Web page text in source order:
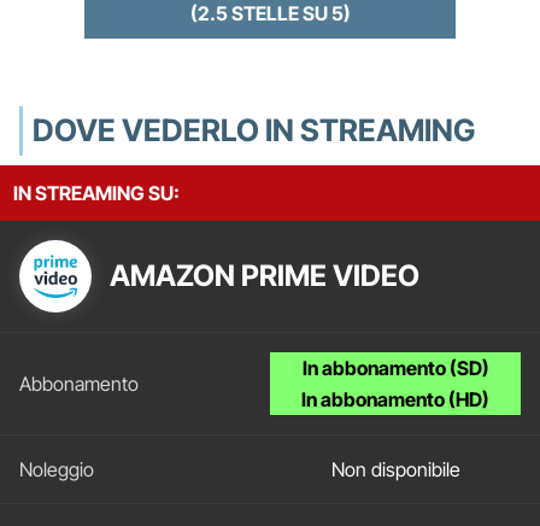
(2.5 STELLE SU 5)
DOVE VEDERLO IN STREAMING
IN STREAMING SU:
AMAZON PRIME VIDEO
In abbonamento (SD)
In abbonamento (HD)
Non disponibile